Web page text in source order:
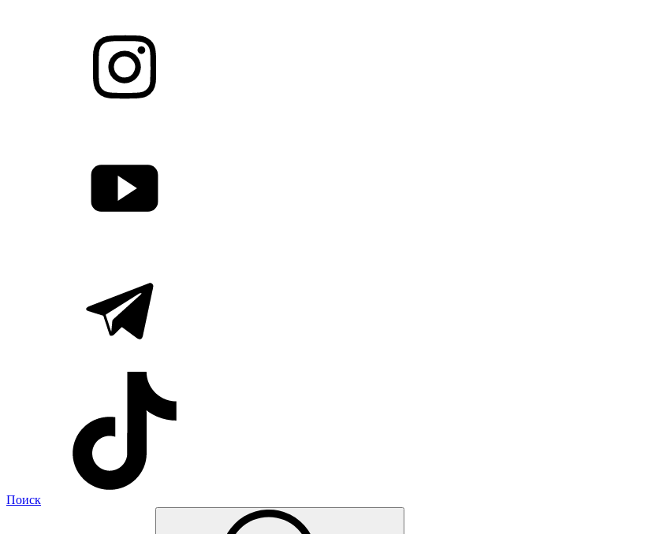
Поиск